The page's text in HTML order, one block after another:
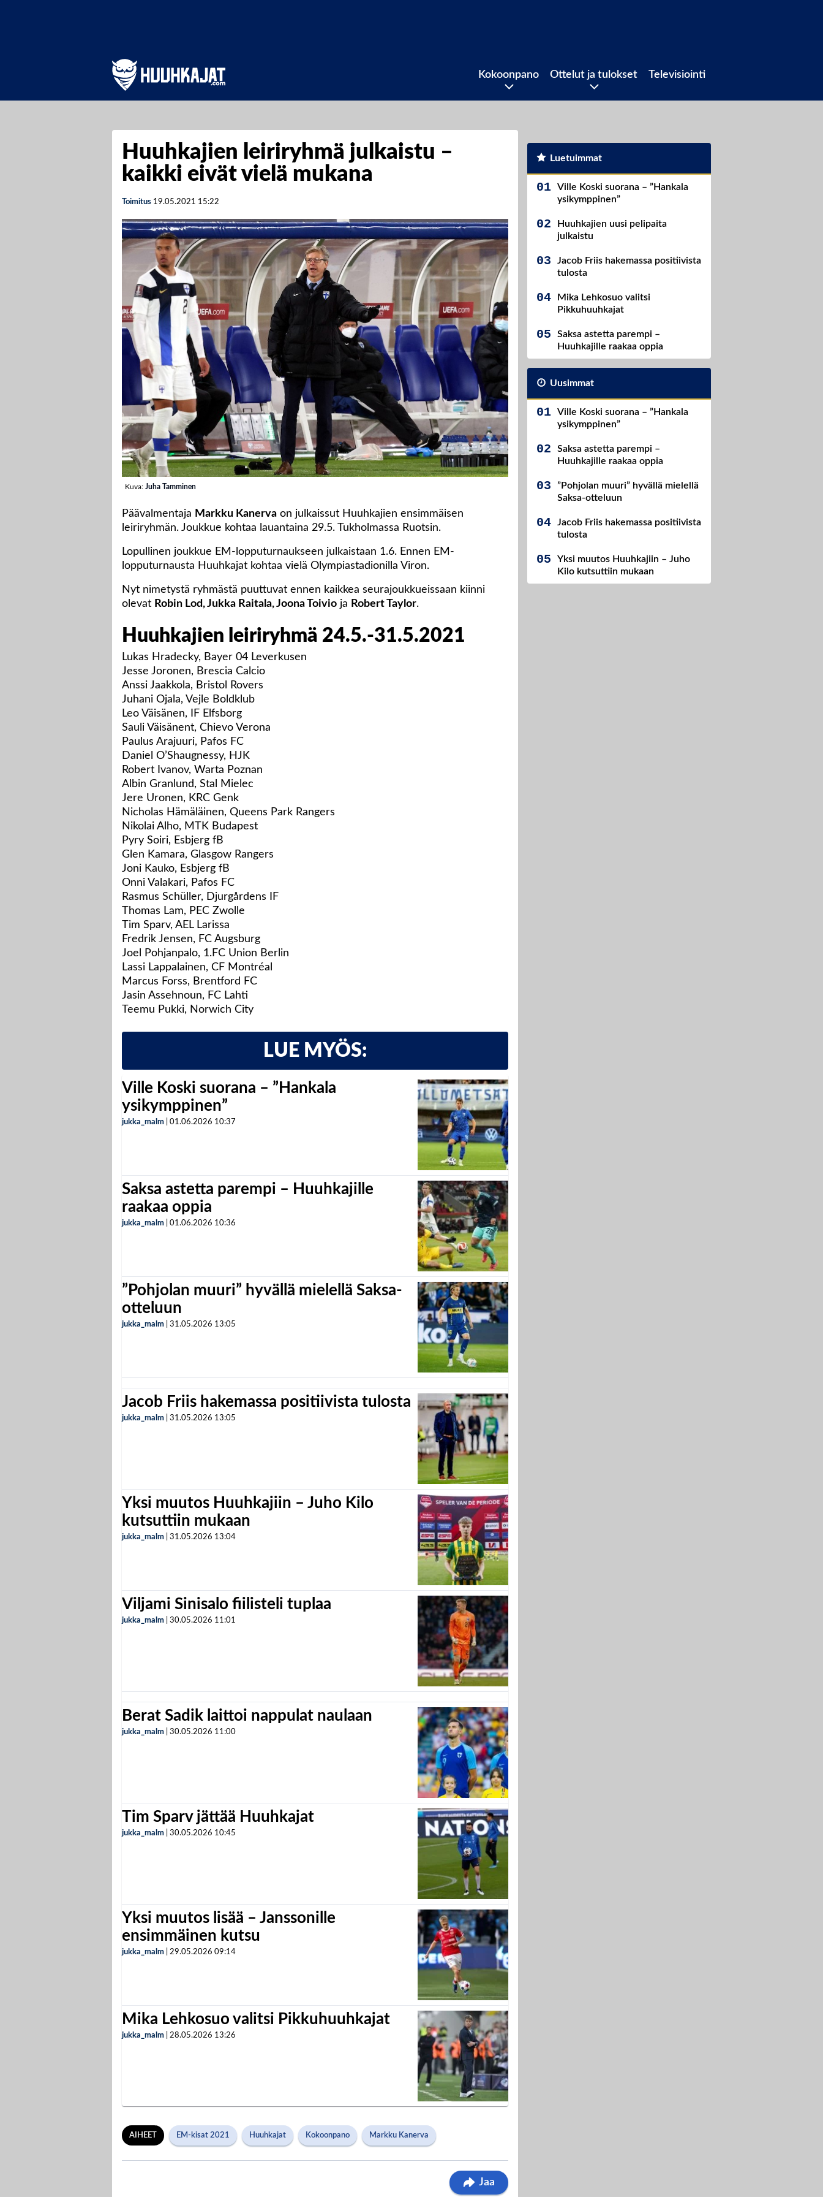
Kokoonpano Ottelut ja tulokset Televisiointi
Huuhkajien leiriryhmä julkaistu –
kaikki eivät vielä mukana
Toimitus 19.05.2021 15:22
Kuva: Juha Tamminen
Päävalmentaja Markku Kanerva on julkaissut Huuhkajien ensimmäisen
leiriryhmän. Joukkue kohtaa lauantaina 29.5. Tukholmassa Ruotsin.
Lopullinen joukkue EM-lopputurnaukseen julkaistaan 1.6. Ennen EM-
lopputurnausta Huuhkajat kohtaa vielä Olympiastadionilla Viron.
Nyt nimetystä ryhmästä puuttuvat ennen kaikkea seurajoukkueissaan kiinni
olevat Robin Lod, Jukka Raitala, Joona Toivio ja Robert Taylor.
Huuhkajien leiriryhmä 24.5.-31.5.2021
Lukas Hradecky, Bayer 04 Leverkusen
Jesse Joronen, Brescia Calcio
Anssi Jaakkola, Bristol Rovers
Juhani Ojala, Vejle Boldklub
Leo Väisänen, IF Elfsborg
Sauli Väisänent, Chievo Verona
Paulus Arajuuri, Pafos FC
Daniel O’Shaugnessy, HJK
Robert Ivanov, Warta Poznan
Albin Granlund, Stal Mielec
Jere Uronen, KRC Genk
Nicholas Hämäläinen, Queens Park Rangers
Nikolai Alho, MTK Budapest
Pyry Soiri, Esbjerg fB
Glen Kamara, Glasgow Rangers
Joni Kauko, Esbjerg fB
Onni Valakari, Pafos FC
Rasmus Schüller, Djurgårdens IF
Thomas Lam, PEC Zwolle
Tim Sparv, AEL Larissa
Fredrik Jensen, FC Augsburg
Joel Pohjanpalo, 1.FC Union Berlin
Lassi Lappalainen, CF Montréal
Marcus Forss, Brentford FC
Jasin Assehnoun, FC Lahti
Teemu Pukki, Norwich City
LUE MYÖS:
Ville Koski suorana – ”Hankala
ysikymppinen”
jukka_malm 01.06.2026 10:37
Saksa astetta parempi – Huuhkajille
raakaa oppia
jukka_malm 01.06.2026 10:36
”Pohjolan muuri” hyvällä mielellä Saksa-
otteluun
jukka_malm 31.05.2026 13:05
Jacob Friis hakemassa positiivista tulosta
jukka_malm 31.05.2026 13:05
Yksi muutos Huuhkajiin – Juho Kilo
kutsuttiin mukaan
jukka_malm 31.05.2026 13:04
Viljami Sinisalo fiilisteli tuplaa
jukka_malm 30.05.2026 11:01
Berat Sadik laittoi nappulat naulaan
jukka_malm 30.05.2026 11:00
Tim Sparv jättää Huuhkajat
jukka_malm 30.05.2026 10:45
Yksi muutos lisää – Janssonille
ensimmäinen kutsu
jukka_malm 29.05.2026 09:14
Mika Lehkosuo valitsi Pikkuhuuhkajat
jukka_malm 28.05.2026 13:26
AIHEET EM-kisat 2021 Huuhkajat Kokoonpano Markku Kanerva
Jaa
Luetuimmat
Ville Koski suorana – ”Hankala
ysikymppinen”
Huuhkajien uusi pelipaita
julkaistu
Jacob Friis hakemassa positiivista
tulosta
Mika Lehkosuo valitsi
Pikkuhuuhkajat
Saksa astetta parempi –
Huuhkajille raakaa oppia
Uusimmat
Ville Koski suorana – ”Hankala
ysikymppinen”
Saksa astetta parempi –
Huuhkajille raakaa oppia
”Pohjolan muuri” hyvällä mielellä
Saksa-otteluun
Jacob Friis hakemassa positiivista
tulosta
Yksi muutos Huuhkajiin – Juho
Kilo kutsuttiin mukaan